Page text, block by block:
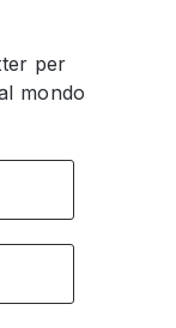
per
mondo